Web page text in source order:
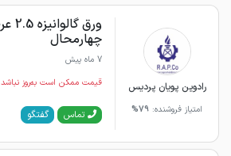
رادوین پویان پردیس
امتیاز فروشنده: 79%
چهارمحال
7 ماه پیش
قیمت ممکن است به‌روز نباشد
تماس گفتگو